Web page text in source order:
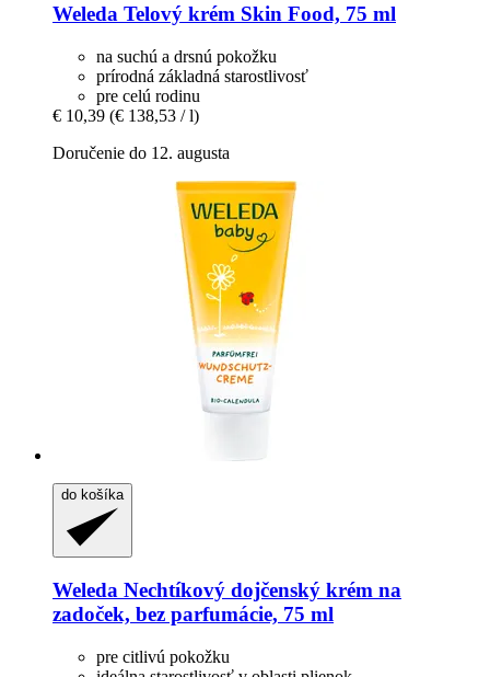
Weleda Telový krém Skin Food, 75 ml
na suchú a drsnú pokožku
prírodná základná starostlivosť
pre celú rodinu
€ 10,39 (€ 138,53 / l)
Doručenie do 12. augusta
do košíka
Weleda Nechtíkový dojčenský krém na
zadoček, bez parfumácie, 75 ml
pre citlivú pokožku